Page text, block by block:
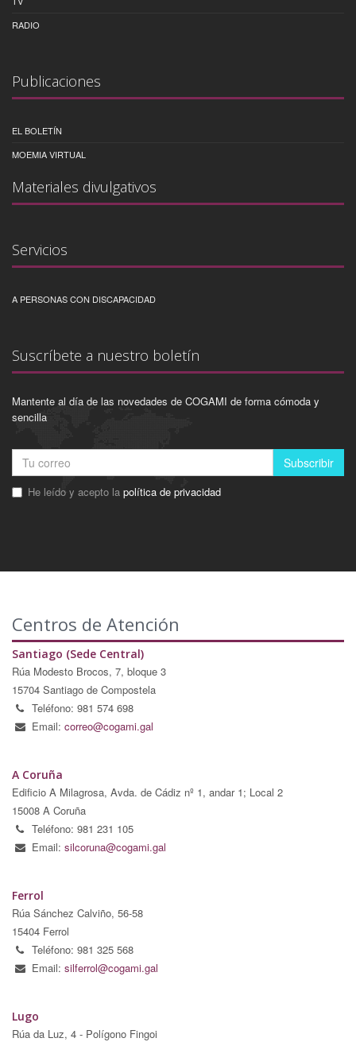
RADIO
Publicaciones
EL BOLETÍN
MOEMIA VIRTUAL
Materiales divulgativos
Servicios
A PERSONAS CON DISCAPACIDAD
Suscríbete a nuestro boletín
Mantente al día de las novedades de COGAMI de forma cómoda y
sencilla
Subscribir
He leído y acepto la política de privacidad
Centros de Atención
Santiago (Sede Central)
Rúa Modesto Brocos, 7, bloque 3
15704 Santiago de Compostela
Teléfono: 981 574 698
Email: correo@cogami.gal
A Coruña
Edificio A Milagrosa, Avda. de Cádiz nº 1, andar 1; Local 2
15008 A Coruña
Teléfono: 981 231 105
Email: silcoruna@cogami.gal
Ferrol
Rúa Sánchez Calviño, 56-58
15404 Ferrol
Teléfono: 981 325 568
Email: silferrol@cogami.gal
Lugo
Rúa da Luz, 4 - Polígono Fingoi